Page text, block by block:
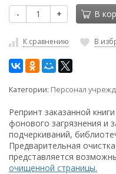
- + В
К сравнению В
Категории: Персонал
Репринт заказанной
фонового загрязнения и
подчеркиваний,
Предварительная
представляется
очищенной страницы.